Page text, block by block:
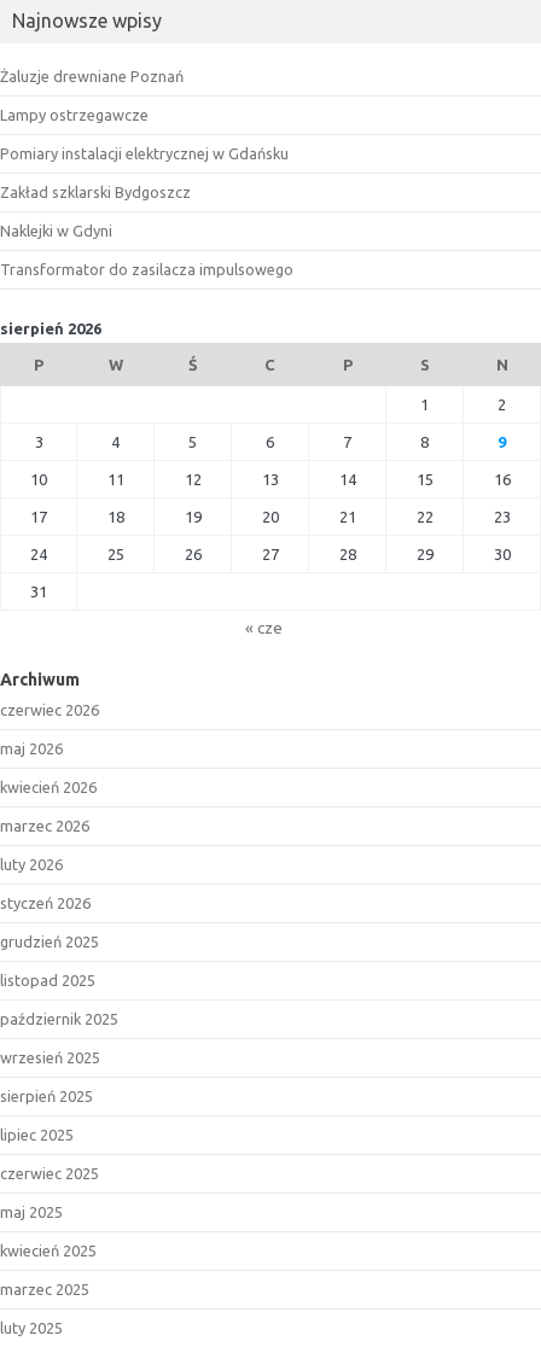
Najnowsze wpisy
Żaluzje drewniane Poznań
Lampy ostrzegawcze
Pomiary instalacji elektrycznej w Gdańsku
Zakład szklarski Bydgoszcz
Naklejki w Gdyni
Transformator do zasilacza impulsowego
sierpień 2026
P W Ś C P S N
1 2
3 4 5 6 7 8 9
10 11 12 13 14 15 16
17 18 19 20 21 22 23
24 25 26 27 28 29 30
31
« cze
Archiwum
czerwiec 2026
maj 2026
kwiecień 2026
marzec 2026
luty 2026
styczeń 2026
grudzień 2025
listopad 2025
październik 2025
wrzesień 2025
sierpień 2025
lipiec 2025
czerwiec 2025
maj 2025
kwiecień 2025
marzec 2025
luty 2025